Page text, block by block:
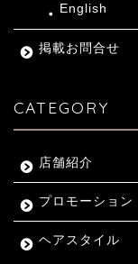
English
掲載お問合せ
CATEGORY
店舗紹介
プロモーション
ヘアスタイル